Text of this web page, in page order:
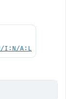
I:N/A:L